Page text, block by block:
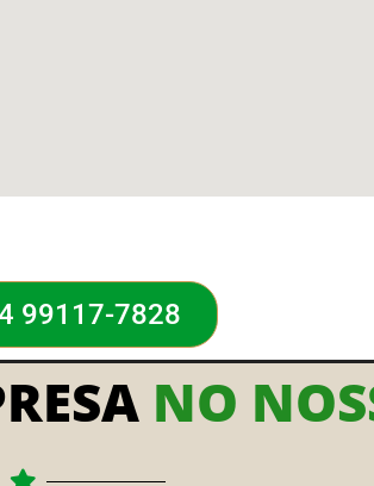
99117-7828
NO